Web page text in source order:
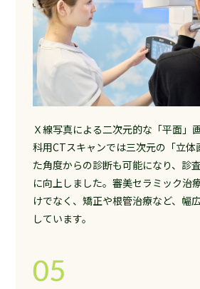
Ｘ線写真による二次元的な「平面」
科用CTスキャンでは三次元の「立体
た角度からの診断も可能になり、診
に向上しました。審美セラミック治
けでなく、矯正や根管治療など、幅
しています。
05